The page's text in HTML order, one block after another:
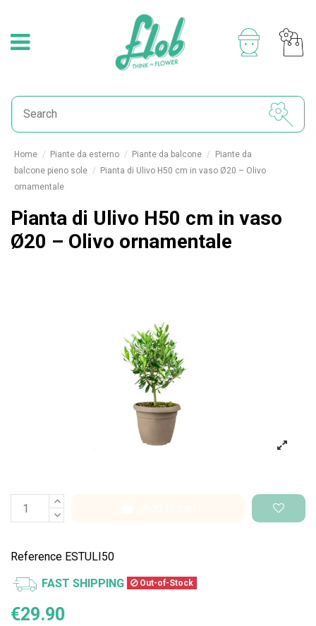
Home Piante da esterno Piante da balcone
Piante da
balcone pieno sole
Pianta di Ulivo H50 cm in vaso Ø20 – Olivo
ornamentale
Pianta di Ulivo H50 cm in vaso
Ø20 – Olivo ornamentale
Reference ESTULI50
FAST SHIPPING Out-of-Stock
€29.90